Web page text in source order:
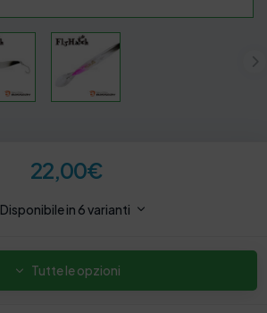
22,00€
Disponibile in 6 varianti
Tutte le opzioni